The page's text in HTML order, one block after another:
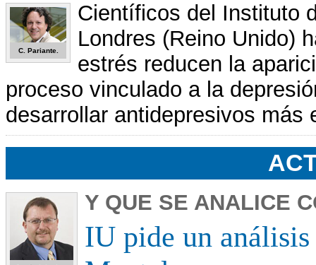
C. Pariante.
Científicos del Instituto
Londres (Reino Unido)
estrés reducen la
proceso vinculado a la
desarrollar antidepresivos más
Y QUE SE ANALICE
IU pide un